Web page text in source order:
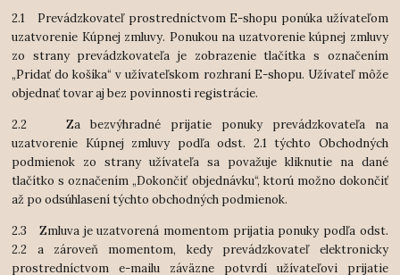
2.1 Prevádzkovateľ prostredníctvom E-shopu ponúka užívateľom
uzatvorenie Kúpnej zmluvy. Ponukou na uzatvorenie kúpnej zmluvy
zo strany prevádzkovateľa je zobrazenie tlačítka s označením
„Pridať do košíka“ v užívateľskom rozhraní E-shopu. Užívateľ môže
objednať tovar aj bez povinnosti registrácie.
2.2 Za bezvýhradné prijatie ponuky prevádzkovateľa na
uzatvorenie Kúpnej zmluvy podľa odst. 2.1 týchto Obchodných
podmienok zo strany užívateľa sa považuje kliknutie na dané
tlačítko s označením „Dokončiť objednávku“, ktorú možno dokončiť
až po odsúhlasení týchto obchodných podmienok.
2.3 Zmluva je uzatvorená momentom prijatia ponuky podľa odst.
2.2 a zároveň momentom, kedy prevádzkovateľ elektronicky
prostredníctvom e-mailu záväzne potvrdí užívateľovi prijatie